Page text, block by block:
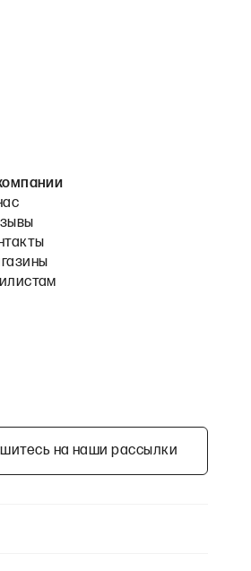
на наши рассылки